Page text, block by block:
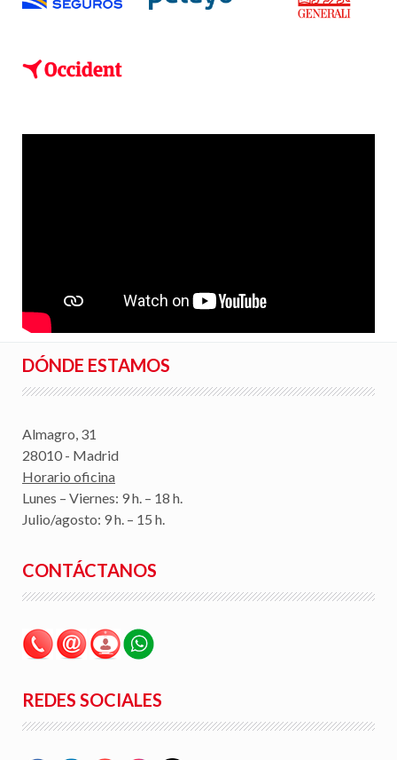
DÓNDE ESTAMOS
Almagro, 31
28010 - Madrid
Horario oficina
Lunes – Viernes: 9 h. – 18 h.
Julio/agosto: 9 h. – 15 h.
CONTÁCTANOS
REDES SOCIALES